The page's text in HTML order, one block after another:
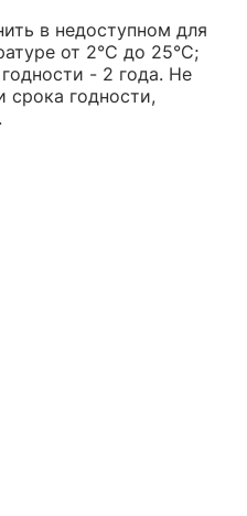
в недоступном для
от 2°С до 25°С;
- 2 года. Не
срока годности,